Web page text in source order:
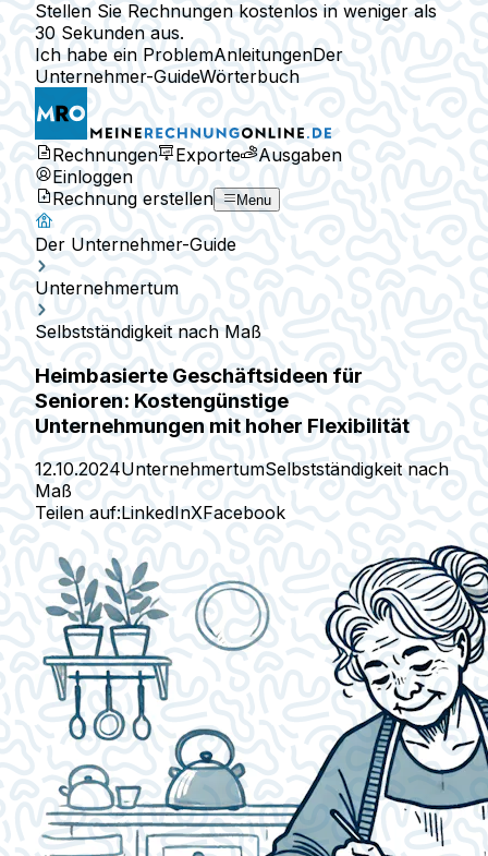
Stellen Sie Rechnungen kostenlos in weniger als
30 Sekunden aus.
Ich habe ein ProblemAnleitungenDer
Unternehmer-GuideWörterbuch
Rechnungen Exporte
Ausgaben
Einloggen
Rechnung erstellen
Menu
Der Unternehmer-Guide
Unternehmertum
Selbstständigkeit nach Maß
Heimbasierte Geschäftsideen für
Senioren: Kostengünstige
Unternehmungen mit hoher Flexibilität
12.10.2024UnternehmertumSelbstständigkeit nach
Maß
Teilen auf:LinkedInXFacebook